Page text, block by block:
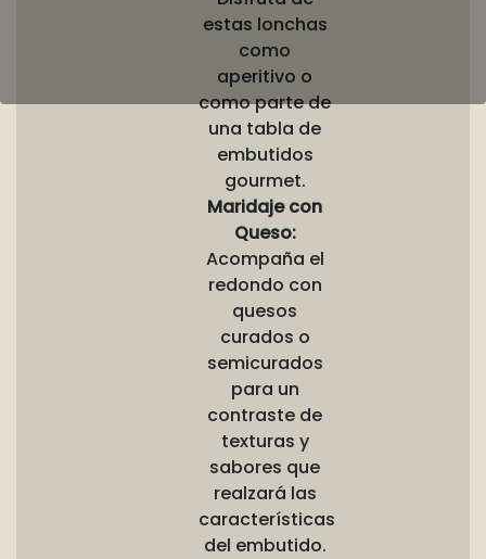
estas lonchas
como
aperitivo o
como parte de
una tabla de
embutidos
gourmet.
Maridaje con
Queso:
Acompaña el
redondo con
quesos
curados o
semicurados
para un
contraste de
texturas y
sabores que
realzará las
características
del embutido.